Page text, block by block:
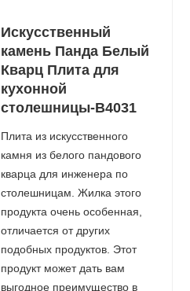
Искусственный
камень Панда Белый
Кварц Плита для
кухонной
столешницы-B4031
Плита из искусственного
камня из белого пандового
кварца для инженера по
столешницам. Жилка этого
продукта очень особенная,
отличается от других
подобных продуктов. Этот
продукт может дать вам
выгодное преимущество в